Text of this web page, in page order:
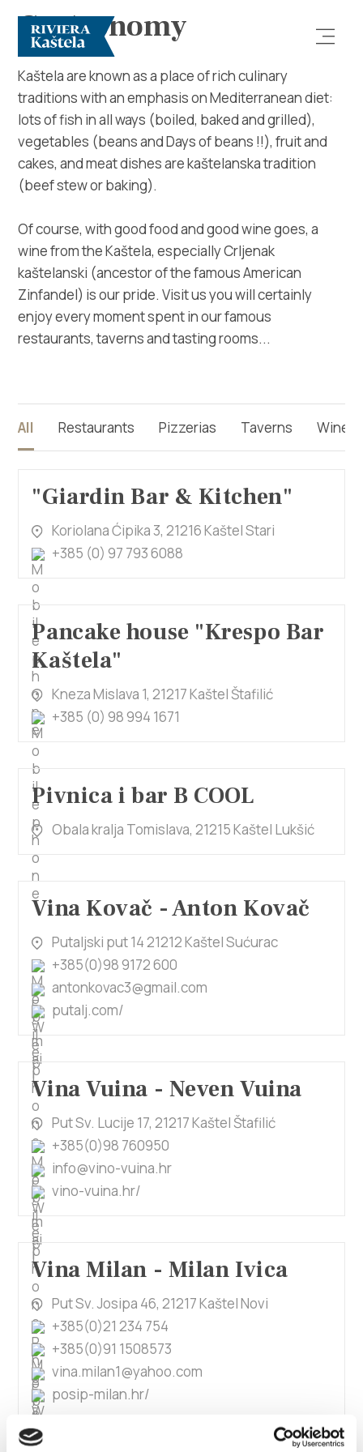
Explore
Destination
What to do
Info
info@kastela-info.hr
Villa Nika, Kamberovo šetalište 30,
21216 Kaštel Stari, Hrvatska
Gastronomy
Kaštela are known as a place of rich culinary
traditions with an emphasis on Mediterranean diet:
lots of fish in all ways (boiled, baked and grilled),
vegetables (beans and Days of beans !!), fruit and
cakes, and meat dishes are kaštelanska tradition
(beef stew or baking).
Of course, with good food and good wine goes, a
wine from the Kaštela, especially Crljenak
kaštelanski (ancestor of the famous American
Zinfandel) is our pride. Visit us you will certainly
enjoy every moment spent in our famous
restaurants, taverns and tasting rooms...
All Restaurants Pizzerias Taverns
"Giardin Bar & Kitchen"
Koriolana Ćipika 3, 21216 Kaštel Stari
+385 (0) 97 793 6088
Pancake house "Krespo Bar
Kaštela"
Kneza Mislava 1, 21217 Kaštel Štafilić
+385 (0) 98 994 1671
Pivnica i bar B COOL
Obala kralja Tomislava, 21215 Kaštel Lukšić
Vina Kovač - Anton Kovač
Putaljski put 14 21212 Kaštel Sućurac
+385(0)98 9172 600
antonkovac3@gmail.com
putalj.com/
Vina Vuina - Neven Vuina
Put Sv. Lucije 17, 21217 Kaštel Štafilić
+385(0)98 760950
info@vino-vuina.hr
vino-vuina.hr/
Vina Milan - Milan Ivica
Put Sv. Josipa 46, 21217 Kaštel Novi
+385(0)21 234 754
+385(0)91 1508573
vina.milan1@yahoo.com
posip-milan.hr/